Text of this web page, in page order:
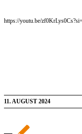
https://youtu.be/
11. AUGUST 2024